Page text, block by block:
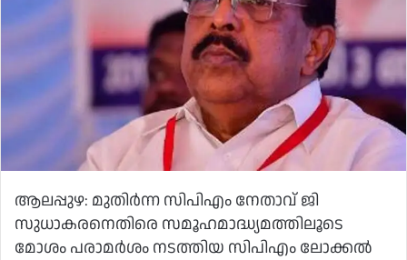
ആലപ്പുഴ: മുതി‌ർന്ന സിപിഎം നേതാവ് ജി
സുധാകരനെതിരെ സമൂഹമാദ്ധ്യമത്തിലൂടെ
മോശം പരാമർശം നടത്തിയ സിപിഎം ലോക്കൽ